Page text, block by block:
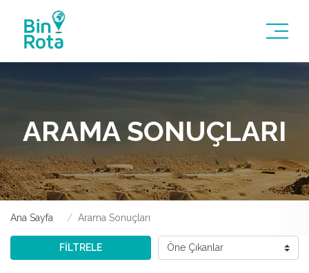
ARAMA SONUÇLARI
Ana Sayfa Arama Sonuçları
FİLTRELE